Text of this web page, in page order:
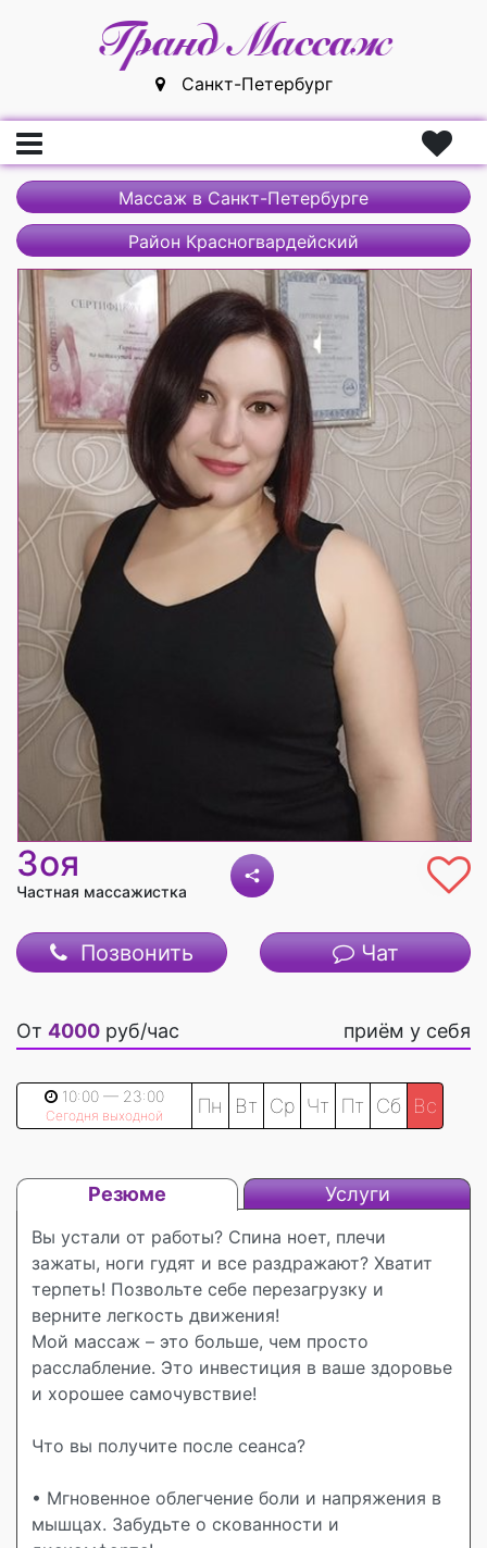
Санкт-Петербург
Главная
Вход
Регистрация
Массажистки
Массажисты
Массажные салоны
Массаж в Санкт-Петербурге
Район Красногвардейский
Зоя
Частная массажистка
Позвонить Чат
От 4000 руб/час приём у себя
10:00 — 23:00
Сегодня выходной Пн Вт Ср Чт Пт Сб Вс
Резюме Услуги
Вы устали от работы? Спина ноет, плечи
зажаты, ноги гудят и все раздражают? Хватит
терпеть! Позвольте себе перезагрузку и
верните легкость движения!
Мой массаж – это больше, чем просто
расслабление. Это инвестиция в ваше здоровье
и хорошее самочувствие!
Что вы получите после сеанса?
• Мгновенное облегчение боли и напряжения в
мышцах. Забудьте о скованности и